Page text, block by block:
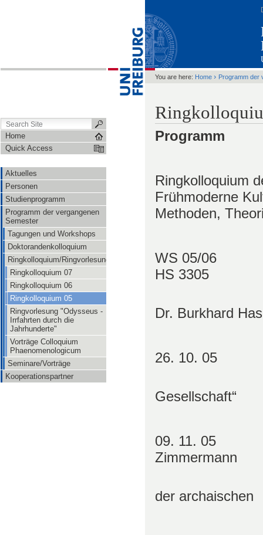
Home
Quick Access
Aktuelles
Personen
Studienprogramm
Programm der vergangenen
Semester
Tagungen und Workshops
Doktorandenkolloquium
Ringkolloquium/Ringvorlesung
Ringkolloquium 07
Ringkolloquium 06
Ringkolloquium 05
Ringvorlesung "Odysseus -
Irrfahrten durch die
Jahrhunderte"
Vorträge Colloquium
Phaenomenologicum
Seminare/Vorträge
Kooperationspartner
You are here: Home › Programm der
Programm
Ringkolloquium
Frühmoderne
Methoden,
WS 05/06
HS 3305
Dr. Burkhard
26. 10. 05
Gesellschaft“
09. 11. 05
Zimmermann
der